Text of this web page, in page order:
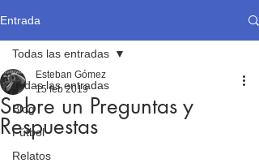
Entrada
Todas las entradas
Blog
Fútbol
Relatos
Todas las entradas
Sobre un Preguntas y
Respuestas
Esteban Gómez
15 feb 2019